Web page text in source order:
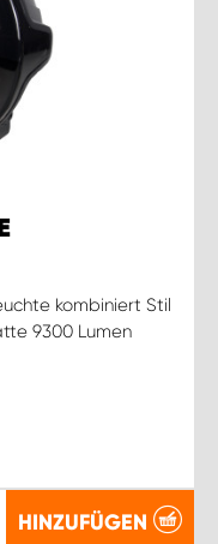
kombiniert Stil
9300 Lumen
HINZUFÜGEN